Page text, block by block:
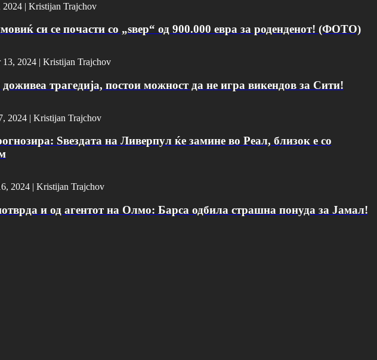
2024 | Kristijan Trajchov
си се почасти со „ѕвер“ од 900.000 евра за роденденот! (ФОТО)
13, 2024 | Kristijan Trajchov
трагедија, постои можност да не игра викендов за Сити!
2024 | Kristijan Trajchov
Ѕвездата на Ливерпул ќе замине во Реал, близок е со
2024 | Kristijan Trajchov
и од агентот на Олмо: Барса одбила страшна понуда за Јамал!